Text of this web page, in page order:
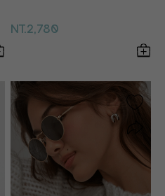
NT.2,780